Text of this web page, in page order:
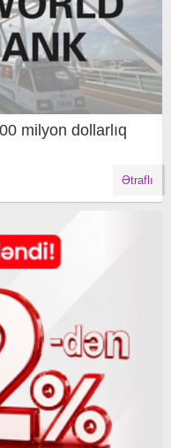
milyon dollarlıq
Ətraflı